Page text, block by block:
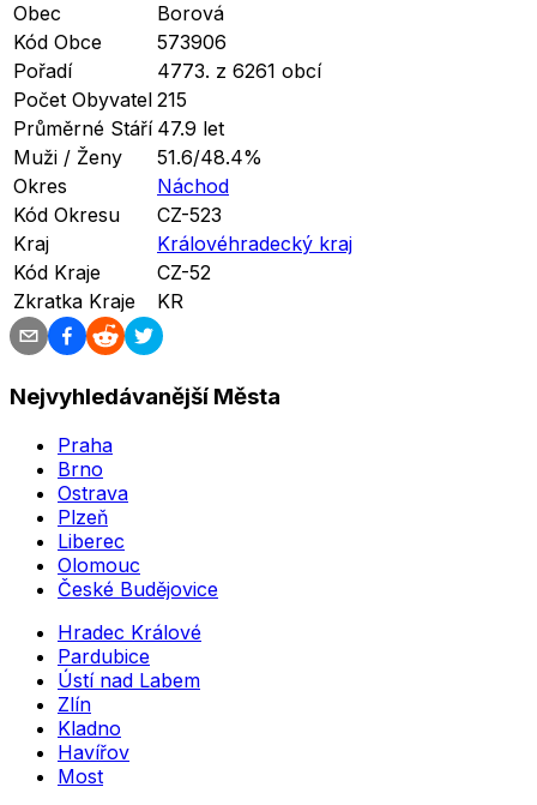
Obec
Borová
Kód Obce
573906
Pořadí
4773. z 6261 obcí
Počet Obyvatel 215
Průměrné Stáří 47.9 let
Muži / Ženy
51.6/48.4%
Okres
Náchod
Kód Okresu
CZ-523
Kraj
Královéhradecký kraj
Kód Kraje
CZ-52
Zkratka Kraje
KR
Nejvyhledávanější Města
Praha
Brno
Ostrava
Plzeň
Liberec
Olomouc
České Budějovice
Hradec Králové
Pardubice
Ústí nad Labem
Zlín
Kladno
Havířov
Most